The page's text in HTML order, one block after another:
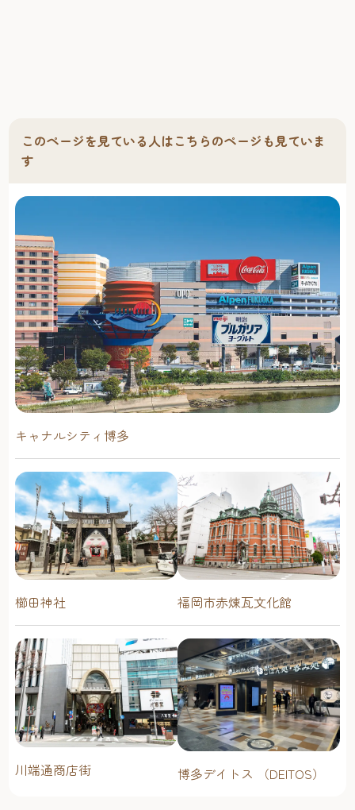
このページを見ている人はこちらのページも見ていま
す
キャナルシティ博多
櫛田神社 福岡市赤煉瓦文化館
川端通商店街 博多デイトス （DEITOS）